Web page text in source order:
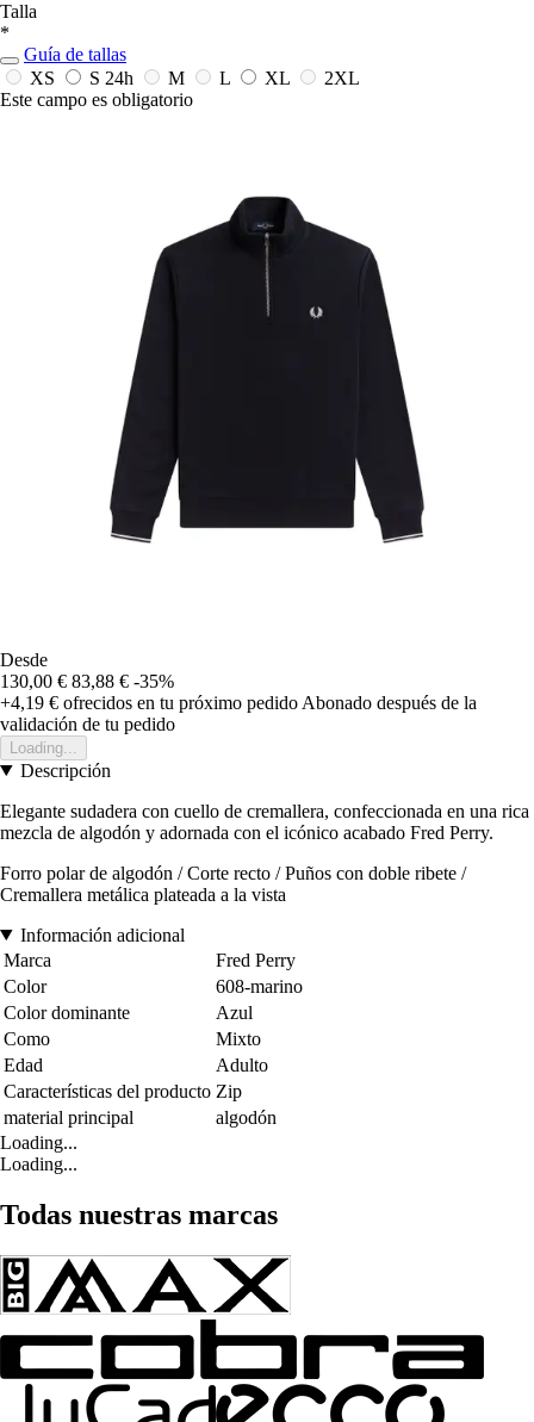
Talla
*
Guía de tallas
XS
S 24h M L XL
2XL
Este campo es obligatorio
Desde
130,00 € 83,88 € -35%
+4,19 € ofrecidos en tu próximo pedido Abonado después de la
validación de tu pedido
Loading...
Descripción
Elegante sudadera con cuello de cremallera, confeccionada en una rica
mezcla de algodón y adornada con el icónico acabado Fred Perry.
Forro polar de algodón / Corte recto / Puños con doble ribete /
Cremallera metálica plateada a la vista
Información adicional
Marca
Fred Perry
Color
608-marino
Color dominante
Azul
Como
Mixto
Edad
Adulto
Características del producto Zip
material principal
algodón
Loading...
Loading...
Todas nuestras marcas